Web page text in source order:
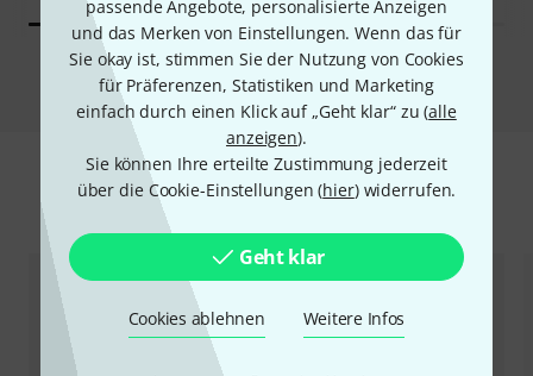
passende Angebote, personalisierte Anzeigen
und das Merken von Einstellungen. Wenn das für
Sie okay ist, stimmen Sie der Nutzung von Cookies
für Präferenzen, Statistiken und Marketing
einfach durch einen Klick auf „Geht klar“ zu (alle
anzeigen).
Sie können Ihre erteilte Zustimmung jederzeit
über die Cookie-Einstellungen (hier) widerrufen.
Geht klar
Cookies ablehnen Weitere Infos
Vergleichen
Zubehör & passende Artikel